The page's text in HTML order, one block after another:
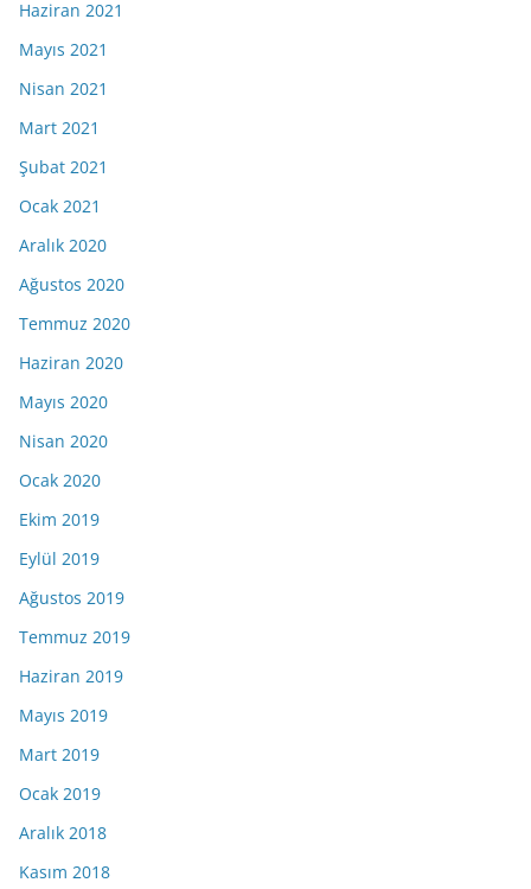
Haziran 2021
Mayıs 2021
Nisan 2021
Mart 2021
Şubat 2021
Ocak 2021
Aralık 2020
Ağustos 2020
Temmuz 2020
Haziran 2020
Mayıs 2020
Nisan 2020
Ocak 2020
Ekim 2019
Eylül 2019
Ağustos 2019
Temmuz 2019
Haziran 2019
Mayıs 2019
Mart 2019
Ocak 2019
Aralık 2018
Kasım 2018